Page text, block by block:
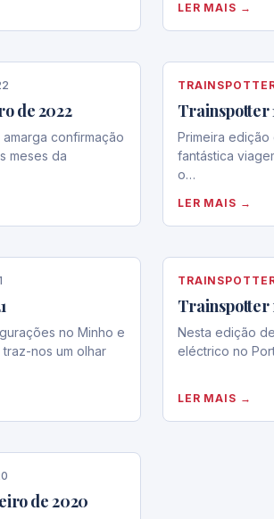
LER MAIS →
de 2022
confirmação
meses da
Trainspotter
Primeira edição
fantástica
o…
LER MAIS →
no Minho e
traz-nos um olhar
Trainspotter
Nesta edição
eléctrico no
LER MAIS →
de 2020